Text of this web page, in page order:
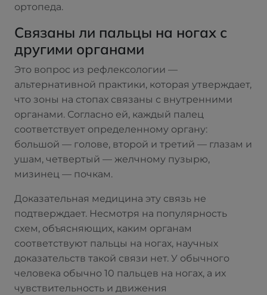
ортопеда.
Связаны ли пальцы на ногах с
другими органами
Это вопрос из рефлексологии —
альтернативной практики, которая утверждает,
что зоны на стопах связаны с внутренними
органами. Согласно ей, каждый палец
соответствует определенному органу:
большой — голове, второй и третий — глазам и
ушам, четвертый — желчному пузырю,
мизинец — почкам.
Доказательная медицина эту связь не
подтверждает. Несмотря на популярность
схем, объясняющих, каким органам
соответствуют пальцы на ногах, научных
доказательств такой связи нет. У обычного
человека обычно 10 пальцев на ногах, а их
чувствительность и движения